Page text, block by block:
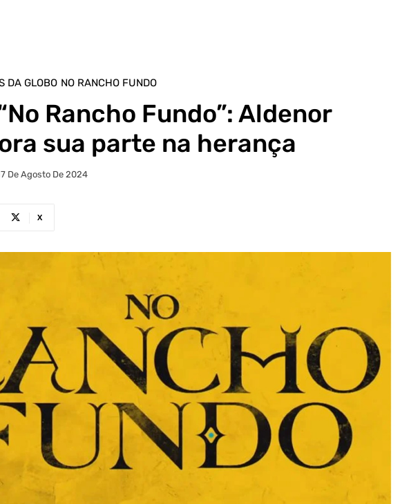
DA GLOBO NO RANCHO FUNDO
Rancho Fundo”: Aldenor
sua parte na herança
De Agosto De 2024
X